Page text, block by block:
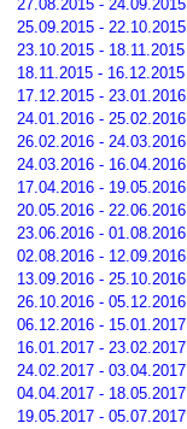
27.08.2015 - 24.09.2015
25.09.2015 - 22.10.2015
23.10.2015 - 18.11.2015
18.11.2015 - 16.12.2015
17.12.2015 - 23.01.2016
24.01.2016 - 25.02.2016
26.02.2016 - 24.03.2016
24.03.2016 - 16.04.2016
17.04.2016 - 19.05.2016
20.05.2016 - 22.06.2016
23.06.2016 - 01.08.2016
02.08.2016 - 12.09.2016
13.09.2016 - 25.10.2016
26.10.2016 - 05.12.2016
06.12.2016 - 15.01.2017
16.01.2017 - 23.02.2017
24.02.2017 - 03.04.2017
04.04.2017 - 18.05.2017
19.05.2017 - 05.07.2017